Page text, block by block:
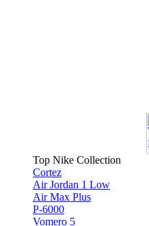
Top Nike Collection
Cortez
Air Jordan 1 Low
Air Max Plus
P-6000
Vomero 5